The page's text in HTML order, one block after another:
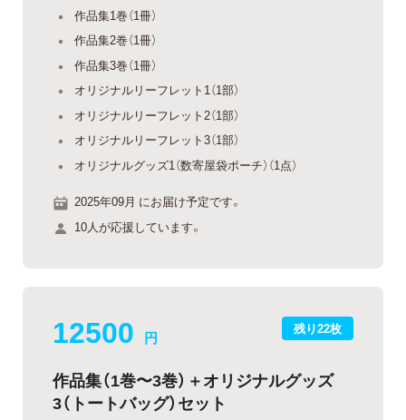
作品集1巻（1冊）
作品集2巻（1冊）
作品集3巻（1冊）
オリジナルリーフレット1（1部）
オリジナルリーフレット2（1部）
オリジナルリーフレット3（1部）
オリジナルグッズ1（数寄屋袋ポーチ）（1点）
2025年09月 にお届け予定です。
10人が応援しています。
残り22枚
12500 円
作品集（1巻〜3巻）＋オリジナルグッズ
3（トートバッグ）セット